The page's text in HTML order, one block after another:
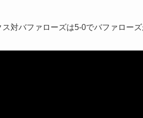
対バファローズは5-0でバファローズ